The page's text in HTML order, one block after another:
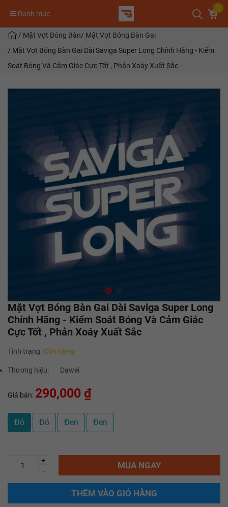
Danh mục
0
/ Mặt Vợt Bóng Bàn/ Mặt Vợt Bóng Bàn Gai
/ Mặt Vợt Bóng Bàn Gai Dài Saviga Super Long Chính Hãng - Kiểm
Soát Bóng Và Cảm Giác Cực Tốt , Phản Xoáy Xuất Sắc
Mặt Vợt Bóng Bàn Gai Dài Saviga Super Long
Chính Hãng - Kiểm Soát Bóng Và Cảm Giác
Cực Tốt , Phản Xoáy Xuất Sắc
Tình trạng: Còn hàng
Thương hiệu: Dawei
Giá bán: 290,000 ₫
Đỏ Đỏ Đen Đen
+
–
MUA NGAY
THÊM VÀO GIỎ HÀNG